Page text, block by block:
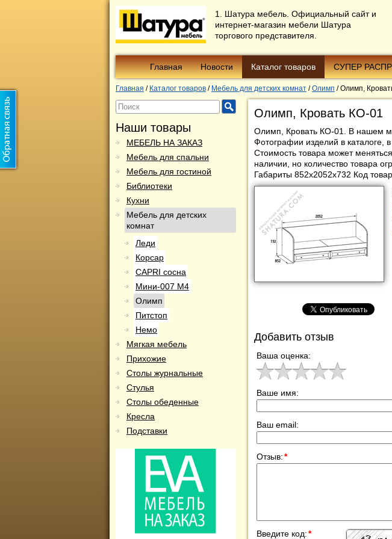
1. Шатура мебель. Официальный сайт и
интернет-магазин мебели Шатура
торгового представителя.
Главная Новости Каталог товаров СУПЕР
Главная / Каталог товаров / Мебель для детских комнат / Олимп / Олимп,
Наши товары
МЕБЕЛЬ НА ЗАКАЗ
Мебель для спальни
Мебель для гостиной
Библиотеки
Кухни
Мебель для детских
комнат
Леди
Корсар
CAPRI сосна
Мини-007 М4
Олимп
Питстоп
Немо
Мягкая мебель
Прихожие
Столы журнальные
Стулья
Столы обеденные
Кресла
Подставки
Олимп, Кровать КО-01
Олимп, Кровать КО-01
. В нашем
Фотографии изделий в каталоге,
Стоимость товара может
наличии, но количество товара
Габариты 852x2052x732 Код
Добавить отзыв
Ваша оценка:
Ваше имя:
Ваш email:
Отзыв:*
Введите код:*